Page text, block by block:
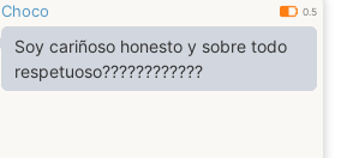
Choco 0.5
Soy cariñoso honesto y sobre todo
respetuoso????????????